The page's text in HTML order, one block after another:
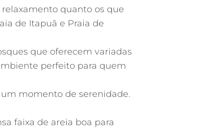
quanto os que
de Itapuã e Praia de
que oferecem variadas
perfeito para quem
momento de serenidade.
faixa de areia boa para